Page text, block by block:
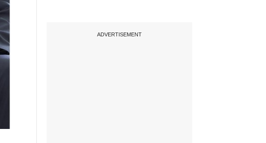
ADVERTISEMENT